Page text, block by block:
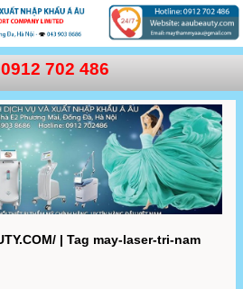
0912 702 486
| Tag may-laser-tri-nam